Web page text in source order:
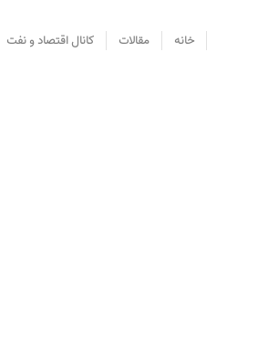
خانه مقالات کانال اقتصاد و نفت